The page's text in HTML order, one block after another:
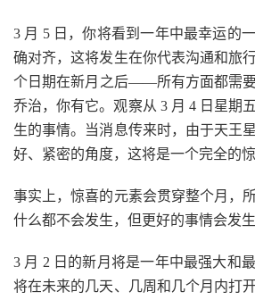
3 月 5 日，你将看到一年中最幸运的
确对齐，这将发生在你代表沟通和旅
个日期在新月之后——所有方面都需要
乔治，你有它。观察从 3 月 4 日星期
生的事情。当消息传来时，由于天王
好、紧密的角度，这将是一个完全的惊
事实上，惊喜的元素会贯穿整个月，
什么都不会发生，但更好的事情会发生
3 月 2 日的新月将是一年中最强大和
将在未来的几天、几周和几个月内打